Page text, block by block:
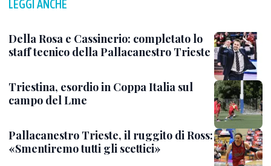
LEGGI ANCHE
Della Rosa e Cassinerio: completato lo
staff tecnico della Pallacanestro Trieste
Triestina, esordio in Coppa Italia sul
campo del Lme
Pallacanestro Trieste, il ruggito di Ross:
«Smentiremo tutti gli scettici»